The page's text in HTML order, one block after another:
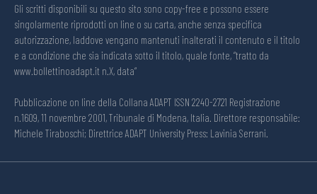
Gli scritti disponibili su questo sito sono copy-free e possono essere
singolarmente riprodotti on line o su carta, anche senza specifica
autorizzazione, laddove vengano mantenuti inalterati il contenuto e il titolo
e a condizione che sia indicata sotto il titolo, quale fonte, “tratto da
www.bollettinoadapt.it n.X, data“
Pubblicazione on line della Collana ADAPT ISSN 2240-2721 Registrazione
n.1609, 11 novembre 2001, Tribunale di Modena, Italia. Direttore responsabile:
Michele Tiraboschi; Direttrice ADAPT University Press: Lavinia Serrani.